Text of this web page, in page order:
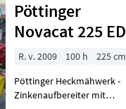
objemových
krmív /
Pöttinger
Pöttinger
Novacat 225 ED
R. v. 2009 100 h
225 cm
Pöttinger Heckmähwerk -
Zinkenaufbereiter mit